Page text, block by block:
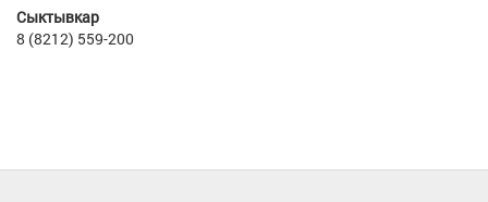
Сыктывкар
8 (8212) 559-200